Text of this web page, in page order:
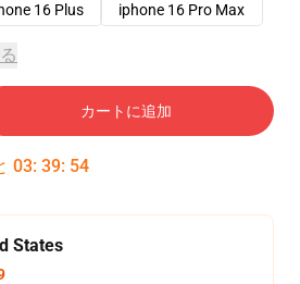
16 Plus iphone 16 Pro Max
カートに追加
03: 39: 53
States